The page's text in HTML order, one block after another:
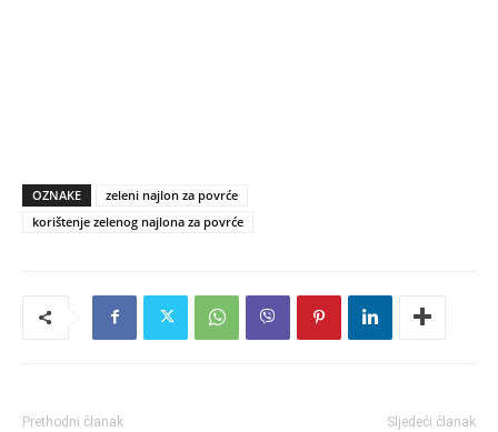
OZNAKE
zeleni najlon za povrće
korištenje zelenog najlona za povrće
Prethodni članak Sljedeći članak